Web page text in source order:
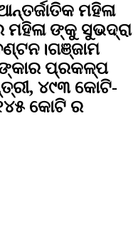
ମହିଳା
ମହିଳା ଙ୍କୁ ସୁଭଦ୍ରା
ପ୍ରକଳ୍ପ
୪୯୩ କୋଟି-
କୋଟି ର